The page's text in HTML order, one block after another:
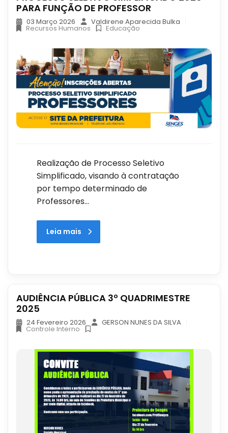
PARA FUNÇÃO DE PROFESSOR
03 Março 2026 Valdirene Aparecida Bulka
Recursos Humanos Educação
Realização de Processo Seletivo
Simplificado, visando à contratação
por tempo determinado de
Professores...
Leia mais
AUDIÊNCIA PÚBLICA 3º QUADRIMESTRE
2025
24 Fevereiro 2026 GERSON NUNES DA SILVA
Controle Interno